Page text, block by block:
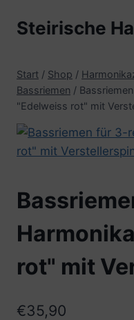
InhaltSteirische
Start / Shop /
Bassriemen /
"Edelweiss rot" mit
rot" mit
€35,90